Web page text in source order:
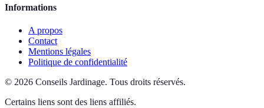
Informations
A propos
Contact
Mentions légales
Politique de confidentialité
© 2026 Conseils Jardinage. Tous droits réservés.
Certains liens sont des liens affiliés.